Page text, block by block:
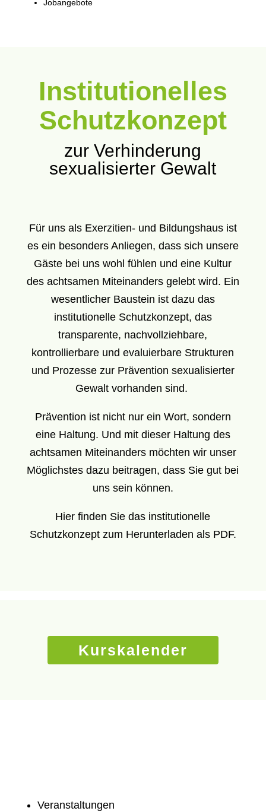
Jobangebote
Institutionelles
Schutzkonzept
zur Verhinderung
sexualisierter Gewalt
Für uns als Exerzitien- und Bildungshaus ist
es ein besonders Anliegen, dass sich unsere
Gäste bei uns wohl fühlen und eine Kultur
des achtsamen Miteinanders gelebt wird. Ein
wesentlicher Baustein ist dazu das
institutionelle Schutzkonzept, das
transparente, nachvollziehbare,
kontrollierbare und evaluierbare Strukturen
und Prozesse zur Prävention sexualisierter
Gewalt vorhanden sind.
Prävention ist nicht nur ein Wort, sondern
eine Haltung. Und mit dieser Haltung des
achtsamen Miteinanders möchten wir unser
Möglichstes dazu beitragen, dass Sie gut bei
uns sein können.
Hier finden Sie das institutionelle
Schutzkonzeptzum Herunterladen als PDF.
Kurskalender
Veranstaltungen